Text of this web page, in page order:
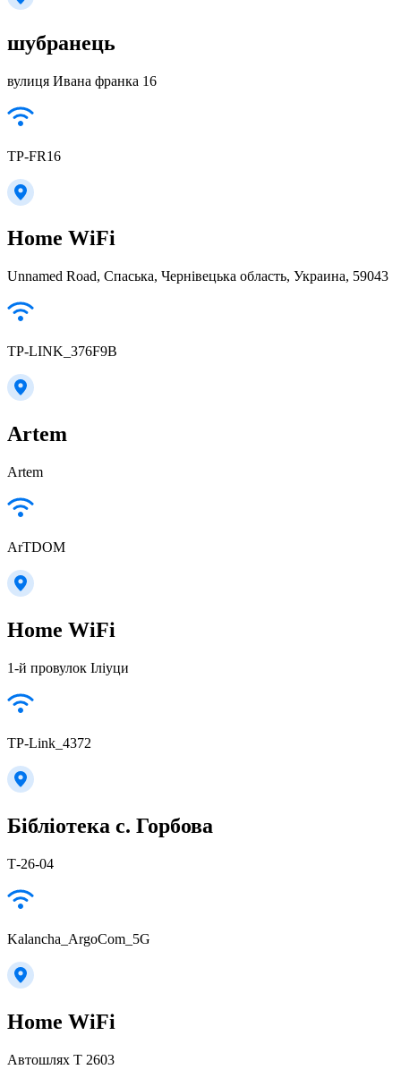
шубранець
вулиця Ивана франка 16
TP-FR16
Home WiFi
Unnamed Road, Спаська, Чернівецька область, Украина, 59043
TP-LINK_376F9B
Artem
Artem
ArTDOM
Home WiFi
1-й провулок Іліуци
TP-Link_4372
Бібліотека с. Горбова
Т-26-04
Kalancha_ArgoCom_5G
Home WiFi
Автошлях Т 2603